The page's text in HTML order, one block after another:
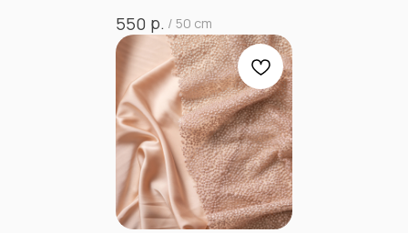
550 р. / 50 cm